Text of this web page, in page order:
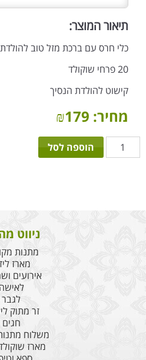
תיאור המוצר:
כלי חרס עם ברכת מזל טוב
20 פרחי שוקולד
קישוט להולדת הנסיך
מחיר: ₪179
כמות
הוספה לסל
ניווט
מתנות
מארז
אירועים
לאישה
לגבר
זר מתוק
חגים
משלוח
מארז